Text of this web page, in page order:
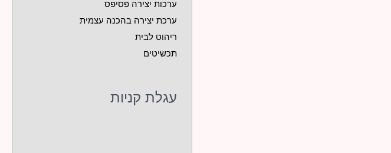
ערכות יצירה פסיפס
ערכת יצירה בהכנה עצמית
ריהוט לבית
תכשיטים
עגלת קניות